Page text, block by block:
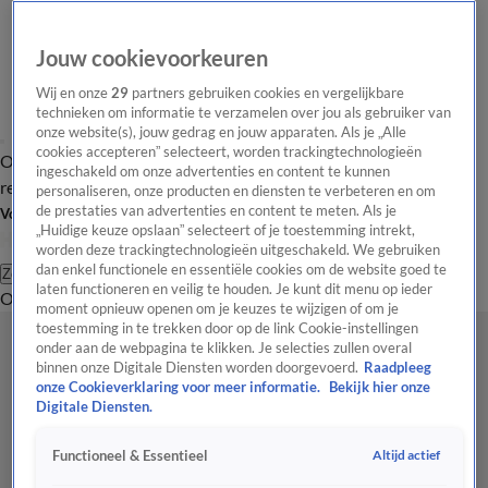
Overzicht Laatste nieuws Regionieuws Het beste van Hart
Tip de
redactie
Volg Hart van Nederland
Zoeken
OverzichtRegioUitzendingenWeerTip de redactiePanelVideo's
Jouw cookievoorkeuren
Wij en onze29 partners gebruiken cookies en vergelijkbare
technieken om informatie te verzamelen over jou als gebruiker van
onze website(s), jouw gedrag en jouw apparaten. Als je „Alle
cookies accepteren” selecteert, worden trackingtechnologieën
ingeschakeld om onze advertenties en content te kunnen
personaliseren, onze producten en diensten te verbeteren en om
de prestaties van advertenties en content te meten. Als je
„Huidige keuze opslaan” selecteert of je toestemming intrekt,
worden deze trackingtechnologieën uitgeschakeld. We gebruiken
dan enkel functionele en essentiële cookies om de website goed te
laten functioneren en veilig te houden. Je kunt dit menu op ieder
moment opnieuw openen om je keuzes te wijzigen of om je
toestemming in te trekken door op de link Cookie-instellingen
onder aan de webpagina te klikken. Je selecties zullen overal
binnen onze Digitale Diensten worden doorgevoerd. Raadpleeg
onze Cookieverklaring voor meer informatie.
Bekijk hier onze
Digitale Diensten.
Functioneel & Essentieel Altijd actief